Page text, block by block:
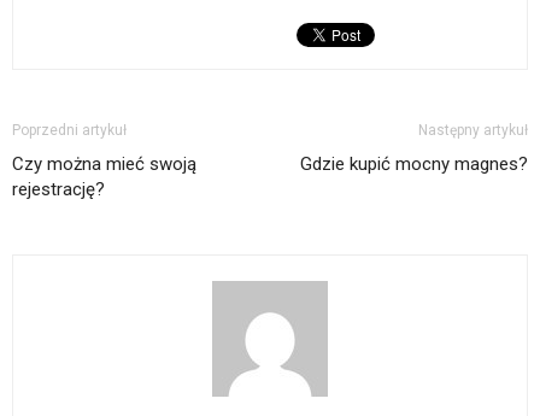
Poprzedni artykuł
Czy można mieć swoją
rejestrację?
Następny artykuł
Gdzie kupić mocny magnes?